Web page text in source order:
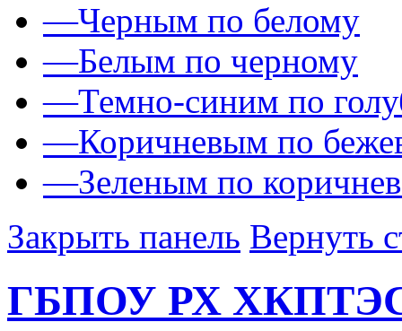
—Черным по белому
—Белым по черному
—Темно-синим по
—Коричневым по
—Зеленым по
Закрыть панель Вернуть
ГБПОУ РХ